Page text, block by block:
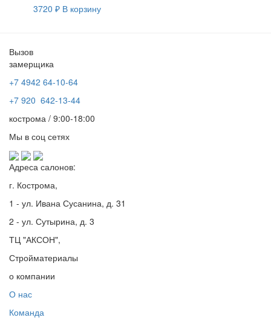
3720 ₽ В корзину
Вызов
замерщика
+7 4942 64-10-64
+7 920 642-13-44
кострома / 9:00-18:00
Мы в соц сетях
Адреса салонов:
г. Кострома,
1 - ул. Ивана Сусанина, д. 31
2 - ул. Сутырина, д. 3
ТЦ "АКСОН",
Стройматериалы
о компании
О нас
Команда